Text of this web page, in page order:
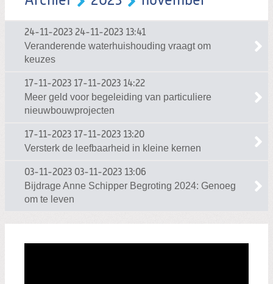
24-11-2023 24-11-2023 13:41
Veranderende waterhuishouding vraagt om
keuzes
17-11-2023 17-11-2023 14:22
Meer geld voor begeleiding van particuliere
nieuwbouwprojecten
17-11-2023 17-11-2023 13:20
Versterk de leefbaarheid in kleine kernen
03-11-2023 03-11-2023 13:06
Bijdrage Anne Schipper Begroting 2024: Genoeg
om te leven